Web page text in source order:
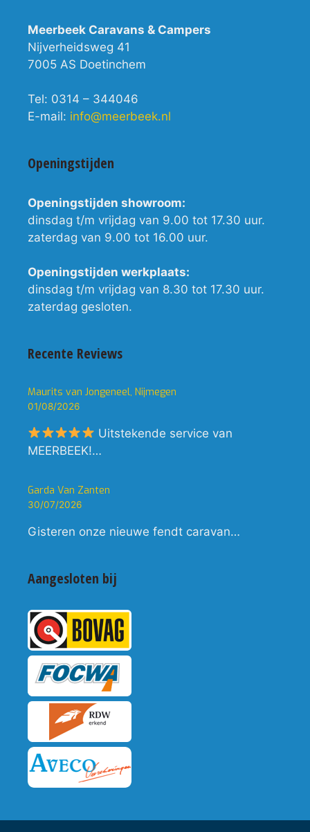
Meerbeek Caravans & Campers
Nijverheidsweg 41
7005 AS Doetinchem
Tel: 0314 – 344046
E-mail: info@meerbeek.nl
Openingstijden
Openingstijden showroom:
dinsdag t/m vrijdag van 9.00 tot 17.30 uur.
zaterdag van 9.00 tot 16.00 uur.
Openingstijden werkplaats:
dinsdag t/m vrijdag van 8.30 tot 17.30 uur.
zaterdag gesloten.
Recente Reviews
Maurits van Jongeneel, Nijmegen
01/08/2026
Uitstekende service van
MEERBEEK!…
Garda Van Zanten
30/07/2026
Gisteren onze nieuwe fendt caravan…
Aangesloten bij